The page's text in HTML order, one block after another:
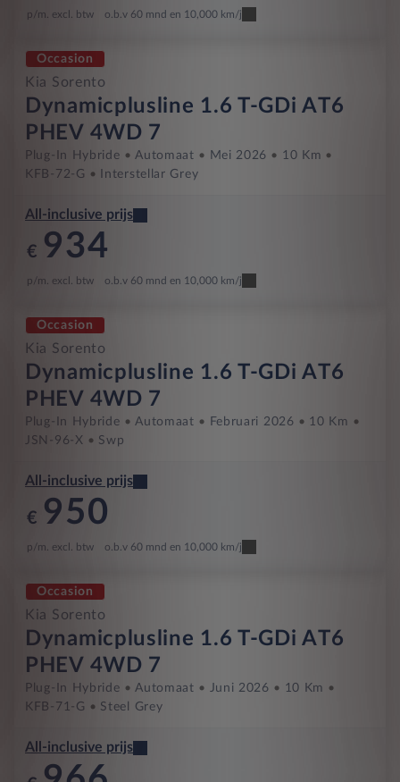
p/m. excl. btw o.b.v 60 mnd en 10,000 km/j
Occasion
Kia Sorento
Dynamicplusline 1.6 T-GDi AT6
PHEV 4WD 7
Plug-In Hybride Automaat Mei 2026
10 Km
KFB-72-G
Interstellar Grey
All-inclusive prijs
€ 934
p/m. excl. btw o.b.v 60 mnd en 10,000 km/j
Occasion
Kia Sorento
Dynamicplusline 1.6 T-GDi AT6
PHEV 4WD 7
Plug-In Hybride Automaat Februari 2026
10 Km
JSN-96-X
Swp
All-inclusive prijs
€ 950
p/m. excl. btw o.b.v 60 mnd en 10,000 km/j
Occasion
Kia Sorento
Dynamicplusline 1.6 T-GDi AT6
PHEV 4WD 7
Plug-In Hybride Automaat Juni 2026
10 Km
KFB-71-G
Steel Grey
All-inclusive prijs